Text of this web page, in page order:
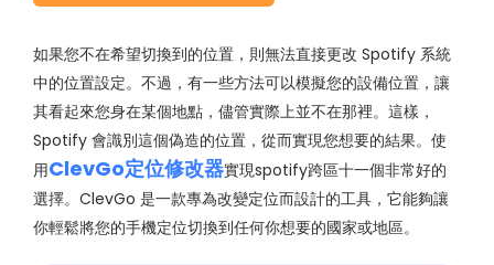
如果您不在希望切換到的位置，則無法直接更改 Spotify 系統
中的位置設定。不過，有一些方法可以模擬您的設備位置，讓
其看起來您身在某個地點，儘管實際上並不在那裡。這樣，
Spotify 會識別這個偽造的位置，從而實現您想要的結果。使
用ClevGo定位修改器實現spotify跨區十一個非常好的
選擇。ClevGo 是一款專為改變定位而設計的工具，它能夠讓
你輕鬆將您的手機定位切換到任何你想要的國家或地區。